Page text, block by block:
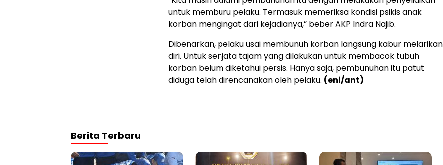
untuk memburu pelaku. Termasuk memeriksa kondisi psikis anak
korban mengingat dari kejadianya,” beber AKP Indra Najib.
Dibenarkan, pelaku usai membunuh korban langsung kabur melarikan
diri. Untuk senjata tajam yang dilakukan untuk membacok tubuh
korban belum diketahui persis. Hanya saja, pembunuhan itu patut
diduga telah direncanakan oleh pelaku. (eni/ant)
Berita Terbaru